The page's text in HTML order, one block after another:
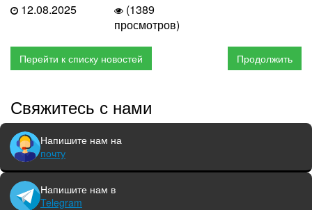
12.08.2025
(1389
просмотров)
Перейти к списку новостей Продолжить
Свяжитесь с нами
Напишите нам на
почту
Напишите нам в
Telegram